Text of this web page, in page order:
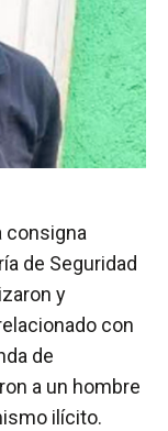
consigna
de Seguridad
y
con
de
a un hombre
ilícito.